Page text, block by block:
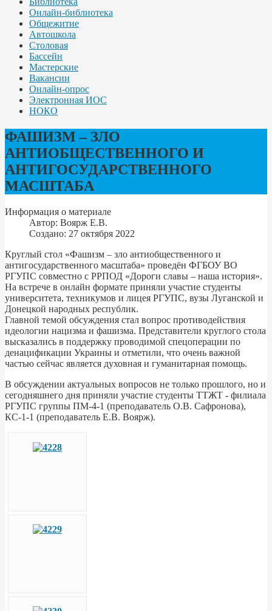
Онлайн-библиотека
Общежитие
Автошкола
Столовая
Бассейн
Мастерские
Вакансии
Онлайн-опрос
Электронная ИОС
НОКО
ФАШИЗМ – ЗЛО
АНТИОБЩЕСТВЕННОГО И
АНТИГОСУДАРСТВЕННОГО
МАСШТАБА
Информация о материале
Автор: Воярж Е.В.
Создано: 27 октября 2022
Круглый стол «Фашизм – зло антиобщественного и
антигосударственного масштаба» проведён ФГБОУ ВО
РГУПС совместно с РРПОД «Дороги славы – наша история».
На встрече в онлайн формате приняли участие студенты
университета, техникумов и лицея РГУПС, вузы Луганской и
Донецкой народных республик.
Главной темой обсуждения стал вопрос противодействия
идеологии нацизма и фашизма. Представители круглого стола
высказались в поддержку проводимой спецоперации по
денацификации Украины и отметили, что очень важной
частью сейчас является духовная и гуманитарная помощь.
В обсуждении актуальных вопросов не только прошлого, но и
сегодняшнего дня приняли участие студенты ТТЖТ - филиала
РГУПС группы ПМ-4-1 (преподаватель О.В. Сафронова),
КС-1-1 (преподаватель Е.В. Воярж).